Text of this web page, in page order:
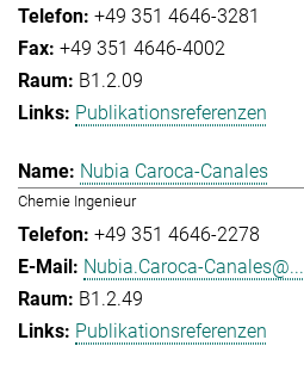
+49 351 4646-3281
+49 351 4646-4002
B1.2.09
Publikationsreferenzen
Nubia Caroca-Canales
Chemie Ingenieur
+49 351 4646-2278
Nubia.Caroca-Canales@...
B1.2.49
Publikationsreferenzen